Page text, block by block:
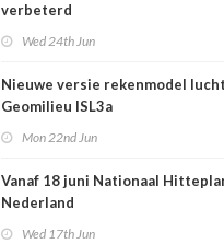
verbeterd
Wed 24th Jun
Nieuwe versie rekenmodel
Geomilieu ISL3a
Mon 22nd Jun
Vanaf 18 juni Nationaal
Nederland
Wed 17th Jun